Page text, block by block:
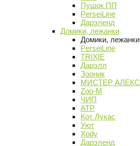
Пушок ПП
PerseiLine
Дарэленд
Домики, лежанки
Домики, лежанки
PerseiLine
TRIXIE
Дарэлл
Зооник
МИСТЕР АЛЕКС
Zoo-M
ЧИП
АТР
Кот Лукас
Уют
Xody
Дарэленд